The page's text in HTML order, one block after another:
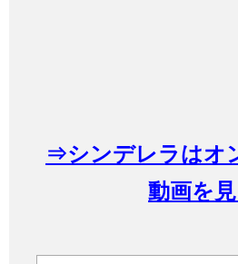
⇒シンデレラはオ
動画を